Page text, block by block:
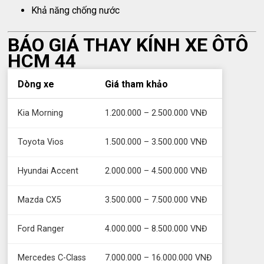
Khả năng chống nước
BÁO GIÁ THAY KÍNH XE ÔTÔ
HCM 44
Dòng xe Giá tham khảo
Kia Morning 1.200.000 – 2.500.000 VNĐ
Toyota Vios 1.500.000 – 3.500.000 VNĐ
Hyundai Accent 2.000.000 – 4.500.000 VNĐ
Mazda CX5 3.500.000 – 7.500.000 VNĐ
Ford Ranger 4.000.000 – 8.500.000 VNĐ
Mercedes C-Class 7.000.000 – 16.000.000 VNĐ